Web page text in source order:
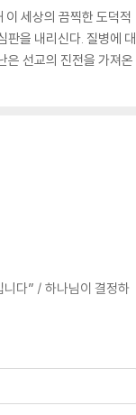
세상의 끔찍한 도덕적
판을 내리신다. 질병에 대
은 선교의 진전을 가져온
다” / 하나님이 결정하
힌 영적 형판이 존재한다